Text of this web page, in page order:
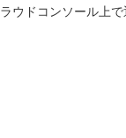
ドコンソール上で